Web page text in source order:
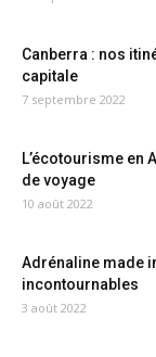
Canberra : nos
capitale
7 septembre 2022
L’écotourisme en
de voyage
10 août 2022
Adrénaline made
incontournables
3 août 2022